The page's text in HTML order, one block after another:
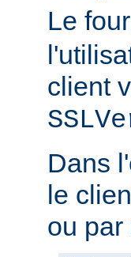
Le
client
Dans
le
ou par